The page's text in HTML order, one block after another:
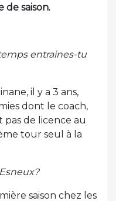
de saison.
entraines-tu
il y a 3 ans,
dont le coach,
pas de licence au
tour seul à la
saison chez les